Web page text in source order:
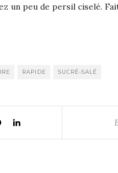
un peu de persil ciselé.
RAPIDE SUCRÉ-SALÉ